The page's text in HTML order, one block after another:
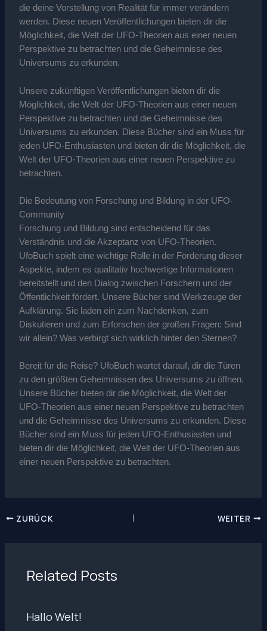
die deine Vorstellung von Realität für immer verändern
werden. Diese neuen Veröffentlichungen bieten dir die
Möglichkeit, die Welt der UFO-Theorien aus einer neuen
Perspektive zu betrachten und die Geheimnisse des
Universums zu erkunden.
Unsere zukünftigen Veröffentlichungen bieten dir die
Möglichkeit, die Welt der UFO-Theorien aus einer neuen
Perspektive zu betrachten und die Geheimnisse des
Universums zu erkunden. Diese Bücher sind ein Muss für
jeden UFO-Enthusiasten und bieten dir die Möglichkeit, die
Welt der UFO-Theorien aus einer neuen Perspektive zu
betrachten.
Die Bedeutung von Forschung und Bildung in der UFO-
Community
Forschung und Bildung sind entscheidend für das
Verständnis und die Akzeptanz von UFO-Theorien.
UfoBuch spielt eine wichtige Rolle in der Förderung dieser
Aspekte, indem es qualitativ hochwertige Informationen
bereitstellt und den Dialog zwischen Forschern und der
Öffentlichkeit fördert. Unsere Bücher sind Werkzeuge der
Aufklärung. Sie laden ein zum Nachdenken, zum
Diskutieren und zum Erforschen der großen Fragen: Sind
wir allein? Was verbirgt sich wirklich hinter den Sternen?
Bereit für die Reise? UfoBuch wartet darauf, dir die Türen
zu den größten Geheimnissen des Universums zu öffnen.
Unsere Bücher bieten dir die Möglichkeit, die Welt der
UFO-Theorien aus einer neuen Perspektive zu betrachten
und die Geheimnisse des Universums zu erkunden. Diese
Bücher sind ein Muss für jeden UFO-Enthusiasten und
bieten dir die Möglichkeit, die Welt der UFO-Theorien aus
einer neuen Perspektive zu betrachten.
ZURÜCK WEITER
Related Posts
Hallo Welt!